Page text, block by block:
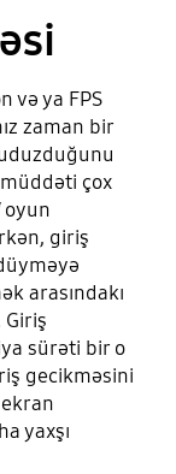
və ya FPS
zaman bir
çox
oyun
giriş
arasındakı
sürəti bir o
gecikməsini
yaxşı